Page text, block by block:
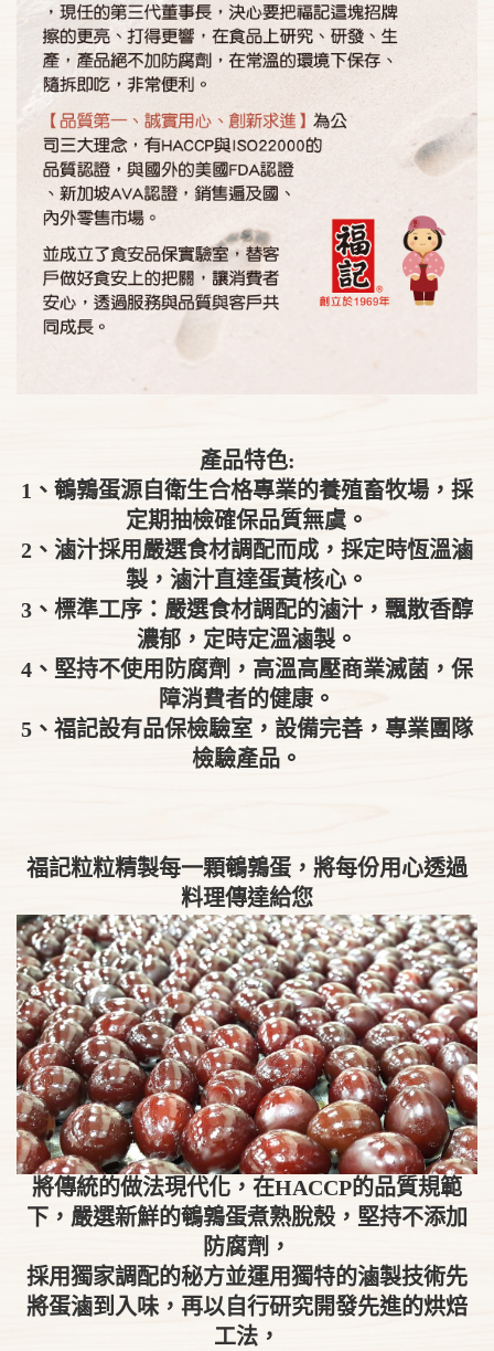
產品特色:
1、鵪鶉蛋源自衛生合格專業的養殖畜牧場，採
定期抽檢確保品質無虞。
2、滷汁採用嚴選食材調配而成，採定時恆溫滷
製，滷汁直達蛋黃核心。
3、標準工序：嚴選食材調配的滷汁，飄散香醇
濃郁，定時定溫滷製。
4、堅持不使用防腐劑，高溫高壓商業滅菌，保
障消費者的健康。
5、福記設有品保檢驗室，設備完善，專業團隊
檢驗產品。
福記粒粒精製每一顆鵪鶉蛋，將每份用心透過
料理傳達給您
將傳統的做法現代化，在HACCP的品質規範
下，嚴選新鮮的鵪鶉蛋煮熟脫殼，堅持不添加
防腐劑，
採用獨家調配的秘方並運用獨特的滷製技術先
將蛋滷到入味，再以自行研究開發先進的烘焙
工法，